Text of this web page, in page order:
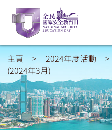
主頁 > 2024年度活動 >
(2024年3月)